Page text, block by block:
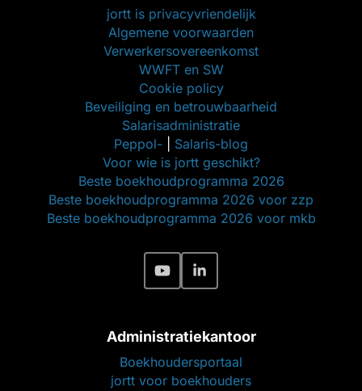
jortt is privacyvriendelijk
Algemene voorwaarden
Verwerkersovereenkomst
WWFT en SW
Cookie policy
Beveiliging en betrouwbaarheid
Salarisadministratie
Peppol-
Salaris-blog
Voor wie is jortt geschikt?
Beste boekhoudprogramma 2026
Beste boekhoudprogramma 2026 voor zzp
Beste boekhoudprogramma 2026 voor mkb
Administratiekantoor
Boekhoudersportaal
jortt voor boekhouders